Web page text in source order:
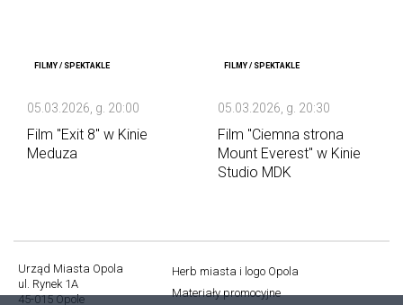
FILMY / SPEKTAKLE
05.03.2026, g. 20:00
Film "Exit 8" w Kinie
Meduza
FILMY / SPEKTAKLE
05.03.2026, g. 20:30
Film "Ciemna strona
Mount Everest" w Kinie
Studio MDK
Urząd Miasta Opola
ul. Rynek 1A
45-015 Opole
Stopka
Herb miasta i logo Opola
Materiały promocyjne